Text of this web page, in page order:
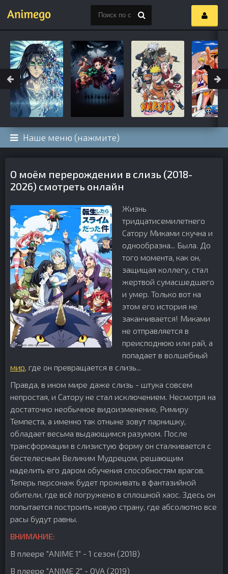
Наше меню (нажмите)
О моём перерождении в слизь (2018-
2026) смотреть онлайн
Жизнь
тридцатисемилетнего
Сатору Миками скучна и
однообразна... Была. До
того момента, как он,
защищая коллегу, стал
жертвой сумасшедшего
и умер. Только вот на
этом его история не
заканчивается! Миками
не отправляется в
преисподнюю или рай, а
попадает в волшебный
мир, где он превращается в слизь...
Правда, в ином мире даже слизь - штука совсем
непростая, и Сатору не стал исключением. Несмотря на
достаточно необычное видоизменение, Римиру
Темпеста, а именно так отныне зовут парнишку,
обладает весьма выдающимся разумом. После
трансформации в слизистую форму он сталкивается с
бестелесным Великим Мудрецом, решающим
наделить его даром обучения способностям врагов.
Теперь персонаж будет проживать в фантазийной
обители, где всё погружено в сплошной хаос. Здесь он
попытается построить новую страну, где абсолютно все
расы будут равны.
ВНИМАНИЕ:
В плеере "ANIME 1" - 1 сезон (2018)
В плеере "ANIME 2" - OVA (2019)